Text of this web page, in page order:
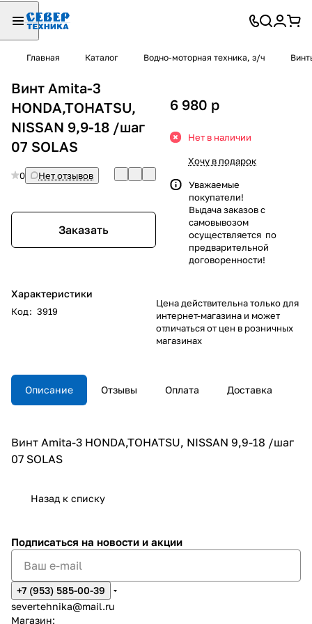
Главная Каталог Водно-моторная техника, з/ч
Винт Amita-3
HONDA,TOHATSU,
NISSAN 9,9-18 /шаг
07 SOLAS
0 Нет отзывов
Заказать
Характеристики
Код: 3919
6 980 p
Нет в наличии
Хочу в подарок
Уважаемые
покупатели!
Выдача заказов с
самовывозом
осуществляется по
предварительной
договоренности!
Цена действительна только для
интернет-магазина и может
отличаться от цен в розничных
магазинах
Описание Отзывы Оплата Доставка
Винт Amita-3 HONDA,TOHATSU, NISSAN 9,9-18 /шаг
07 SOLAS
Назад к списку
Подписаться на новости и акции
+7 (953) 585-00-39
severtehnika@mail.ru
Магазин: